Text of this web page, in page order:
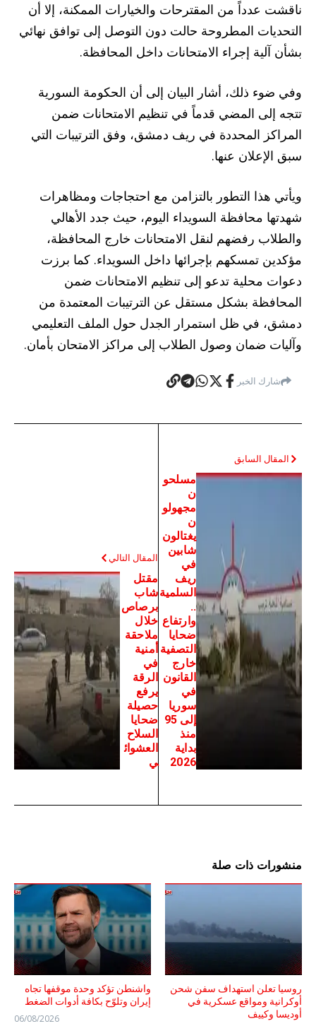
ناقشت عدداً من المقترحات والخيارات الممكنة، إلا أن
التحديات المطروحة حالت دون التوصل إلى توافق نهائي
بشأن آلية إجراء الامتحانات داخل المحافظة.
وفي ضوء ذلك، أشار البيان إلى أن الحكومة السورية
تتجه إلى المضي قدماً في تنظيم الامتحانات ضمن
المراكز المحددة في ريف دمشق، وفق الترتيبات التي
سبق الإعلان عنها.
ويأتي هذا التطور بالتزامن مع احتجاجات ومظاهرات
شهدتها محافظة السويداء اليوم، حيث جدد الأهالي
والطلاب رفضهم لنقل الامتحانات خارج المحافظة،
مؤكدين تمسكهم بإجرائها داخل السويداء. كما برزت
دعوات محلية تدعو إلى تنظيم الامتحانات ضمن
المحافظة بشكل مستقل عن الترتيبات المعتمدة من
دمشق، في ظل استمرار الجدل حول الملف التعليمي
وآليات ضمان وصول الطلاب إلى مراكز الامتحان بأمان.
شارك الخبر
المقال السابق
مسلحو
ن
مجهولو
ن
يغتالون
شابين
في
ريف
السلمية
..
وارتفاع
ضحايا
التصفية
خارج
القانون
في
سوريا
إلى 95
منذ
بداية
2026
المقال التالي
مقتل
شاب
برصاص
خلال
ملاحقة
أمنية
في
الرقة
يرفع
حصيلة
ضحايا
السلاح
العشوائ
ي
منشورات ذات صلة
روسيا تعلن استهداف سفن شحن
أوكرانية ومواقع عسكرية في
أوديسا وكييف
واشنطن تؤكد وحدة موقفها تجاه
إيران وتلوّح بكافة أدوات الضغط
06/08/2026